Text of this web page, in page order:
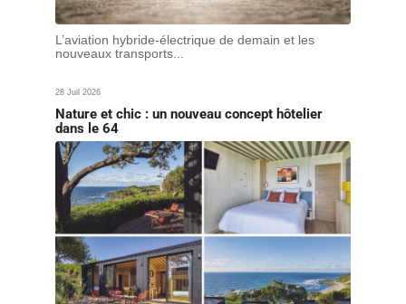
L’aviation hybride-électrique de demain et les
nouveaux transports...
28 Juil 2026
Nature et chic : un nouveau concept hôtelier
dans le 64